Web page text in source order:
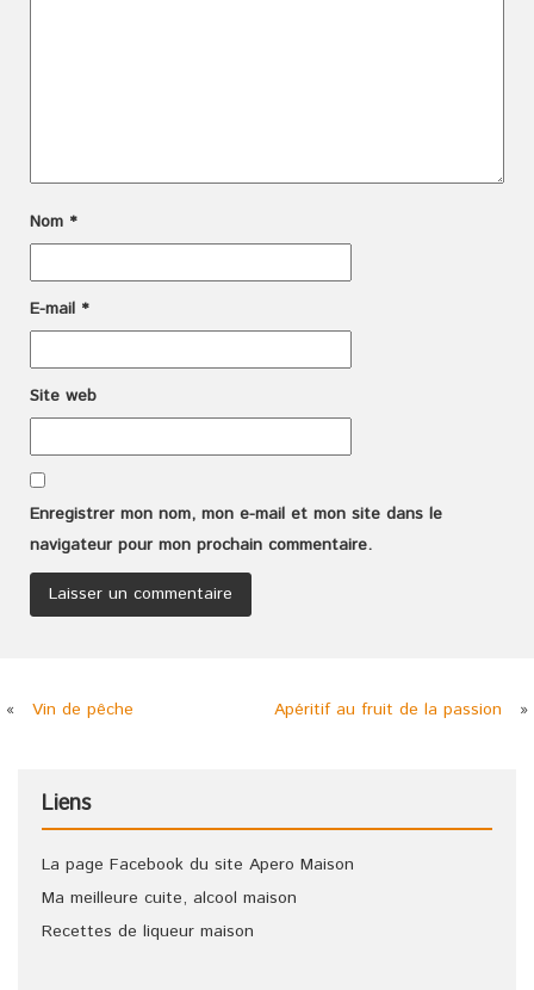
Nom *
E-mail *
Site web
Enregistrer mon nom, mon e-mail et mon site dans le
navigateur pour mon prochain commentaire.
« Vin de pêche Apéritif au fruit de la passion »
Liens
La page Facebook du site Apero Maison
Ma meilleure cuite, alcool maison
Recettes de liqueur maison